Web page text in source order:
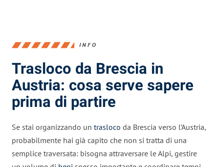
INFO
Trasloco da Brescia in
Austria: cosa serve sapere
prima di partire
Se stai organizzando un trasloco da Brescia verso l’Austria,
probabilmente hai già capito che non si tratta di una
semplice traversata: bisogna attraversare le Alpi, gestire